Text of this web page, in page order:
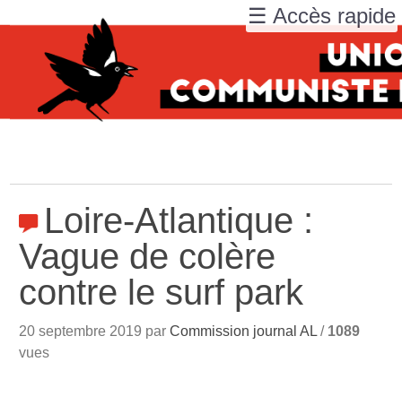
Loire-Atlantique :
Vague de colère
contre le surf park
20 septembre 2019 parCommission journal AL / 1089
vues
☰ Accès rapide